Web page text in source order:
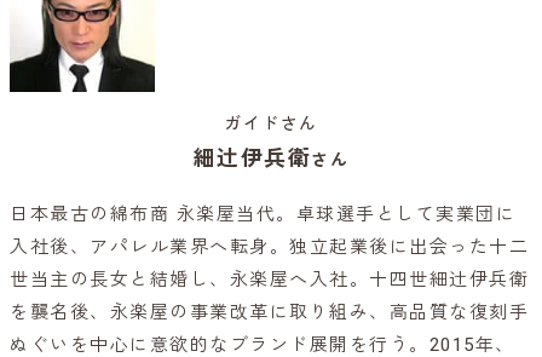
ガイドさん
細辻伊兵衛さん
日本最古の綿布商 永楽屋当代。卓球選手として実業団に
入社後、アパレル業界へ転身。独立起業後に出会った十二
世当主の長女と結婚し、永楽屋へ入社。十四世細辻伊兵衛
を襲名後、永楽屋の事業改革に取り組み、高品質な復刻手
ぬぐいを中心に意欲的なブランド展開を行う。2015年、